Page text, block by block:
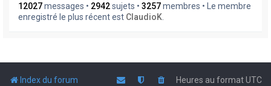
12027messages • 2942sujets • 3257membres • Le membre
enregistré le plus récent est ClaudioK
Index du forum Heures au formatUTC